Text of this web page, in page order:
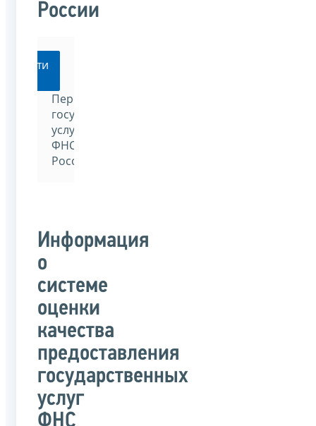
России
Перейти
Перечень
государственных
услуг
ФНС
России
Информация
о
системе
оценки
качества
предоставления
государственных
услуг